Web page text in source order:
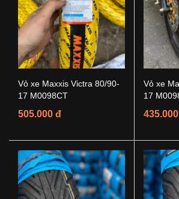
Vỏ xe Maxxis Victra 80/90-
17 M0098CT
505.000 đ
Vỏ xe
17